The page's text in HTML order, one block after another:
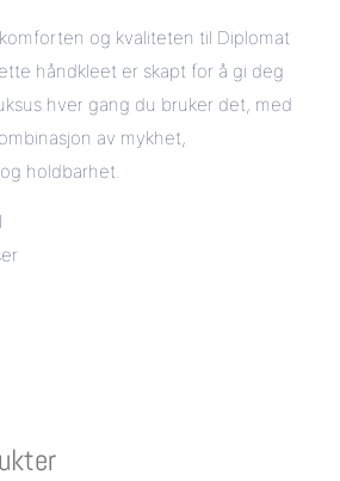
og kvaliteten til Diplomat
håndkleet er skapt for å gi deg
hver gang du bruker det, med
av mykhet,
holdbarhet.